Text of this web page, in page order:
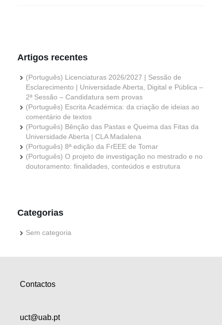
Artigos recentes
(Português) Licenciaturas 2026/2027 | Sessão de
Esclarecimento | Universidade Aberta, Digital e Pública –
2ª Sessão – Candidatura sem provas
(Português) Escrita Académica: da criação de ideias ao
comentário de textos
(Português) Bênção das Pastas e Queima das Fitas da
Universidade Aberta | CLA Madalena
(Português) 8ª edição da FrEEE de Tomar
(Português) O projeto de investigação no mestrado e no
doutoramento: finalidades, conteúdos e estrutura
Categorias
Sem categoria
Contactos
uct@uab.pt